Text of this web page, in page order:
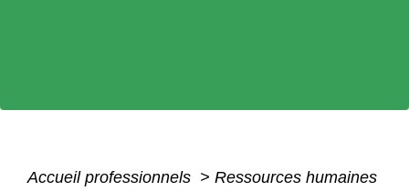
Accueil professionnels > Ressources humaines